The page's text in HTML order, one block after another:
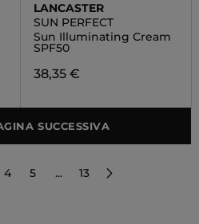
LANCASTER
SUN PERFECT
Sun Illuminating Cream
SPF50
38,35 €
SUCCESSIVA
4 5 ... 13